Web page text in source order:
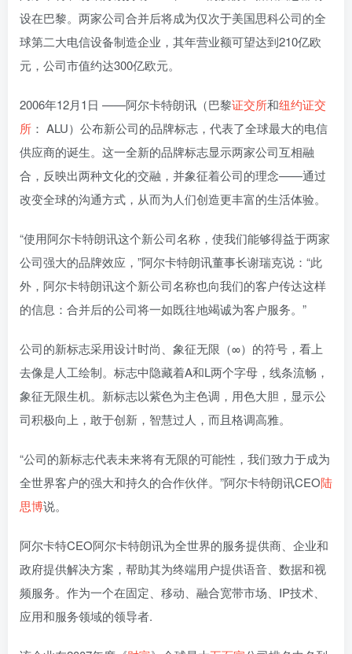
设在巴黎。两家公司合并后将成为仅次于美国思科公司的全
球第二大电信设备制造企业，其年营业额可望达到210亿欧
元，公司市值约达300亿欧元。
2006年12月1日 ——阿尔卡特朗讯（巴黎证交所和纽约证交
所 ： ALU）公布新公司的品牌标志，代表了全球最大的电信
供应商的诞生。这一全新的品牌标志显示两家公司互相融
合，反映出两种文化的交融，并象征着公司的理念——通过
改变全球的沟通方式，从而为人们创造更丰富的生活体验。
“使用阿尔卡特朗讯这个新公司名称，使我们能够得益于两家
公司强大的品牌效应，”阿尔卡特朗讯董事长谢瑞克说：“此
外，阿尔卡特朗讯这个新公司名称也向我们的客户传达这样
的信息：合并后的公司将一如既往地竭诚为客户服务。”
公司的新标志采用设计时尚、象征无限（∞）的符号，看上
去像是人工绘制。标志中隐藏着A和L两个字母，线条流畅，
象征无限生机。新标志以紫色为主色调，用色大胆，显示公
司积极向上，敢于创新，智慧过人，而且格调高雅。
“公司的新标志代表未来将有无限的可能性，我们致力于成为
全世界客户的强大和持久的合作伙伴。”阿尔卡特朗讯CEO陆
思博说。
阿尔卡特CEO阿尔卡特朗讯为全世界的服务提供商、企业和
政府提供解决方案，帮助其为终端用户提供语音、数据和视
频服务。作为一个在固定、移动、融合宽带市场、IP技术、
应用和服务领域的领导者.